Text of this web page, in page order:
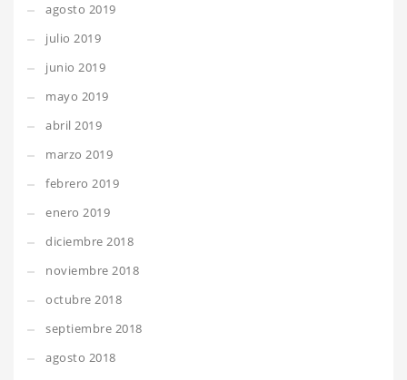
agosto 2019
julio 2019
junio 2019
mayo 2019
abril 2019
marzo 2019
febrero 2019
enero 2019
diciembre 2018
noviembre 2018
octubre 2018
septiembre 2018
agosto 2018